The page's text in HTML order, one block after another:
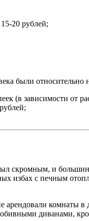
20 рублей;
были относительно
(в зависимости от
и
избах с печным
арендовали комнаты
диванами,